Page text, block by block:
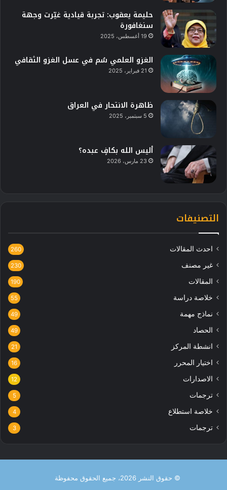
حليمة يعقوب: تجربة قيادية غيّرت وجهة
سنغافورة
19 أغسطس، 2025
الغزو العلمي سُم في عسل الغزو الثقافي
21 فبراير، 2025
ظاهرة الانتحار في العراق
5 سبتمبر، 2025
أليس الله بكافٍ عبده؟
23 مارس، 2026
التصنيفات
احدث المقالات 260
غير مصنف 230
المقالات 190
خلاصة دراسة 55
نماذج مهمة 49
الحصاد 49
انشطة المركز 21
اختيار المحرر 16
الاصدارات 12
ترجمات 5
خلاصة استطلاع 4
ترجمات 3
© حقوق النشر 2026، جميع الحقوق محفوظة